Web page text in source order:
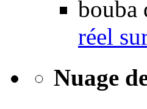
bouba
réel
Nuage